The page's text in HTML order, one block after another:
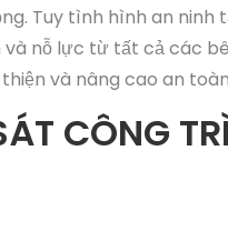
Tuy tình hình an ninh
nỗ lực từ tất cả các
và nâng cao an
CÔNG